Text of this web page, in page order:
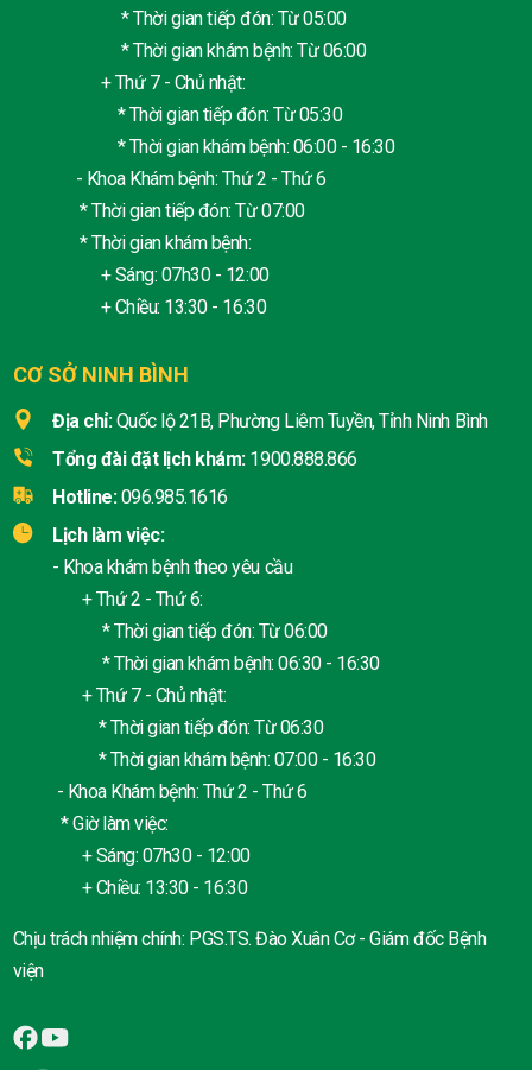
* Thời gian tiếp đón: Từ 05:00
* Thời gian khám bệnh: Từ 06:00
+ Thứ 7 - Chủ nhật:
* Thời gian tiếp đón: Từ 05:30
* Thời gian khám bệnh: 06:00 - 16:30
- Khoa Khám bệnh: Thứ 2 - Thứ 6
* Thời gian tiếp đón: Từ 07:00
* Thời gian khám bệnh:
+ Sáng: 07h30 - 12:00
+ Chiều: 13:30 - 16:30
CƠ SỞ NINH BÌNH
Địa chỉ: Quốc lộ 21B, Phường Liêm Tuyền, Tỉnh Ninh Bình
Tổng đài đặt lịch khám: 1900.888.866
Hotline: 096.985.1616
Lịch làm việc:
- Khoa khám bệnh theo yêu cầu
+ Thứ 2 - Thứ 6:
* Thời gian tiếp đón: Từ 06:00
* Thời gian khám bệnh: 06:30 - 16:30
+ Thứ 7 - Chủ nhật:
* Thời gian tiếp đón: Từ 06:30
* Thời gian khám bệnh: 07:00 - 16:30
- Khoa Khám bệnh: Thứ 2 - Thứ 6
* Giờ làm việc:
+ Sáng: 07h30 - 12:00
+ Chiều: 13:30 - 16:30
Chịu trách nhiệm chính: PGS.TS. Đào Xuân Cơ - Giám đốc Bệnh
viện